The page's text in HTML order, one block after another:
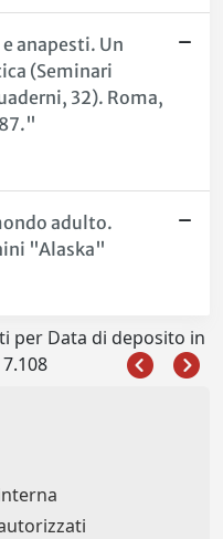
anapesti. Un
(Seminari
32). Roma,
adulto.
"Alaska"
per Data di deposito in